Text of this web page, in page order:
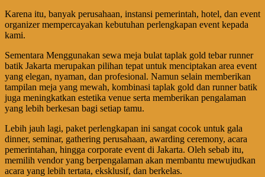
Karena itu, banyak perusahaan, instansi pemerintah, hotel, dan event
organizer mempercayakan kebutuhan perlengkapan event kepada
kami.
Sementara Menggunakan sewa meja bulat taplak gold tebar runner
batik Jakarta merupakan pilihan tepat untuk menciptakan area event
yang elegan, nyaman, dan profesional. Namun selain memberikan
tampilan meja yang mewah, kombinasi taplak gold dan runner batik
juga meningkatkan estetika venue serta memberikan pengalaman
yang lebih berkesan bagi setiap tamu.
Lebih jauh lagi, paket perlengkapan ini sangat cocok untuk gala
dinner, seminar, gathering perusahaan, awarding ceremony, acara
pemerintahan, hingga corporate event di Jakarta. Oleh sebab itu,
memilih vendor yang berpengalaman akan membantu mewujudkan
acara yang lebih tertata, eksklusif, dan berkelas.